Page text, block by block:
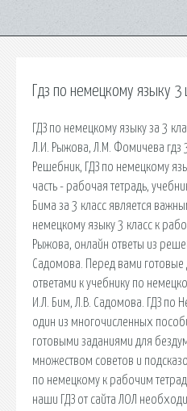
Гдз по немецкому языку 3
ГДЗ по немецкому языку за 3
Л.И. Рыжова, Л.М. Фомичева гдз
Решебник, ГДЗ по немецкому
часть - рабочая тетрадь,
Бима за 3 класс является
немецкому языку 3 класс к
Рыжова, онлайн ответы из
Садомова. Перед вами
ответами к учебнику по
И.Л. Бим, Л.В. Садомова. ГДЗ по
один из многочисленных
готовыми заданиями для
множеством советов и
по немецкому к рабочим
наши ГДЗ от сайта ЛОЛ